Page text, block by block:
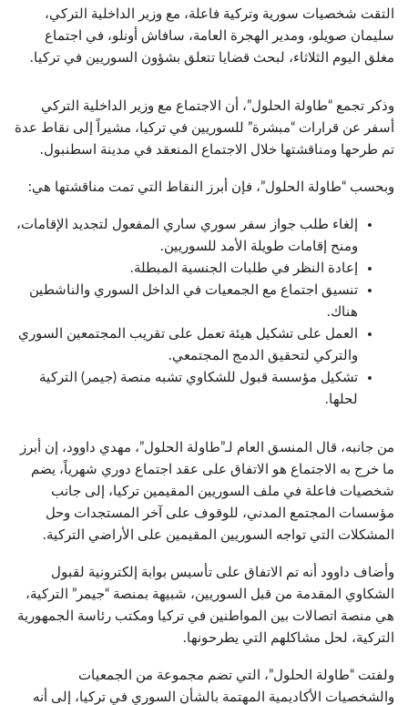
التقت شخصيات سورية وتركية فاعلة، مع وزير الداخلية التركي،
سليمان صويلو، ومدير الهجرة العامة، سافاش أونلو، في اجتماع
مغلق اليوم الثلاثاء، لبحث قضايا تتعلق بشؤون السوريين في تركيا.
وذكر تجمع “طاولة الحلول”، أن الاجتماع مع وزير الداخلية التركي
أسفر عن قرارات “مبشرة” للسوريين في تركيا، مشيراً إلى نقاط عدة
تم طرحها ومناقشتها خلال الاجتماع المنعقد في مدينة اسطنبول.
وبحسب “طاولة الحلول”، فإن أبرز النقاط التي تمت مناقشتها هي:
إلغاء طلب جواز سفر سوري ساري المفعول لتجديد الإقامات،
ومنح إقامات طويلة الأمد للسوريين.
إعادة النظر في طلبات الجنسية المبطلة.
تنسيق اجتماع مع الجمعيات في الداخل السوري والناشطين
هناك.
العمل على تشكيل هيئة تعمل على تقريب المجتمعين السوري
والتركي لتحقيق الدمج المجتمعي.
تشكيل مؤسسة قبول للشكاوي تشبه منصة (جيمر) التركية
لحلها.
من جانبه، قال المنسق العام لـ”طاولة الحلول”، مهدي داوود، إن أبرز
ما خرج به الاجتماع هو الاتفاق على عقد اجتماع دوري شهرياً، يضم
شخصيات فاعلة في ملف السوريين المقيمين تركيا، إلى جانب
مؤسسات المجتمع المدني، للوقوف على آخر المستجدات وحل
المشكلات التي تواجه السوريين المقيمين على الأراضي التركية.
وأضاف داوود أنه تم الاتفاق على تأسيس بوابة إلكترونية لقبول
الشكاوي المقدمة من قبل السوريين، شبيهة بمنصة “جيمر” التركية،
هي منصة اتصالات بين المواطنين في تركيا ومكتب رئاسة الجمهورية
التركية، لحل مشاكلهم التي يطرحونها.
ولفتت “طاولة الحلول”، التي تضم مجموعة من الجمعيات
والشخصيات الأكاديمية المهتمة بالشأن السوري في تركيا، إلى أنه